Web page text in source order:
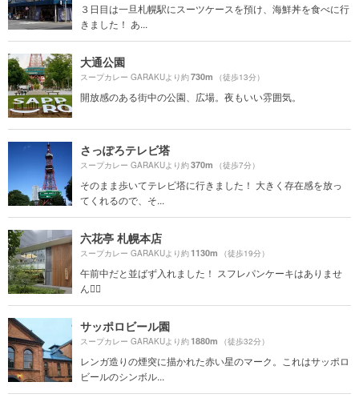
３日目は一旦札幌駅にスーツケースを預け、海鮮丼を食べに行
きました！ あ...
大通公園
スープカレー GARAKUより約730m （徒歩13分）
開放感のある街中の公園、広場。夜もいい雰囲気。
さっぽろテレビ塔
スープカレー GARAKUより約370m （徒歩7分）
そのまま歩いてテレビ塔に行きました！ 大きく存在感を放っ
てくれるので、そ...
六花亭 札幌本店
スープカレー GARAKUより約1130m （徒歩19分）
午前中だと並ばず入れました！ スフレパンケーキはありませ
ん🙅‍♀️
サッポロビール園
スープカレー GARAKUより約1880m （徒歩32分）
レンガ造りの煙突に描かれた赤い星のマーク。これはサッポロ
ビールのシンボル...